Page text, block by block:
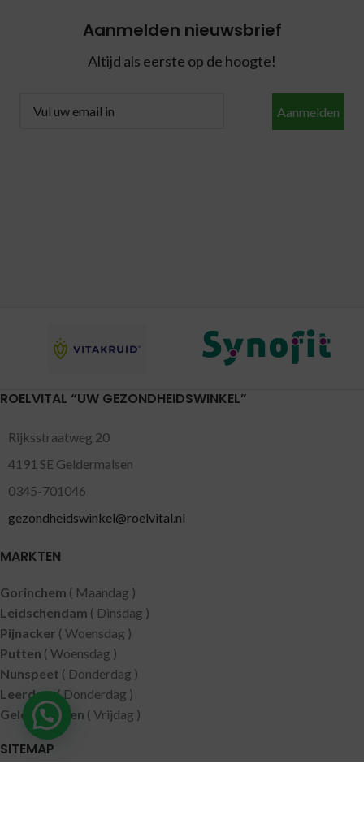
Aanmelden nieuwsbrief
Altijd als eerste op de hoogte!
Aanmelden
ROELVITAL “UW GEZONDHEIDSWINKEL”
Rijksstraatweg 20
4191 SE Geldermalsen
0345-701046
gezondheidswinkel@roelvital.nl
MARKTEN
Gorinchem ( Maandag )
Leidschendam ( Dinsdag )
Pijnacker ( Woensdag )
Putten ( Woensdag )
Nunspeet ( Donderdag )
Leerdam( Donderdag )
Geldermalsen ( Vrijdag )
SITEMAP